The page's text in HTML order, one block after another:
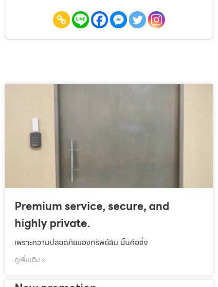
Premium service, secure, and
highly private.
เพราะความปลอดภัยของทรัพย์สิน นั้นคือสิ่ง
ดูเพิ่มเติม »